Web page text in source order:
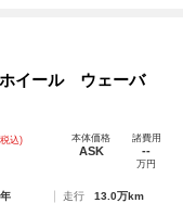
イール ウェーバ
込) 本体価格
ASK
諸費用
--
万円
走行
13.0万km